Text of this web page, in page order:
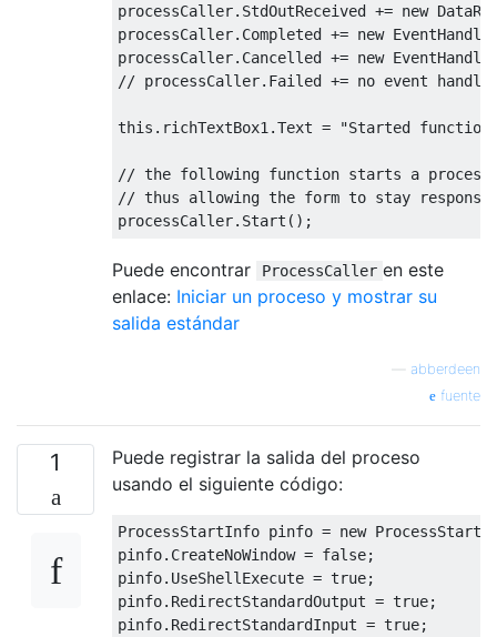
processCaller. StdOutReceived += new
processCaller. Completed += new
processCaller. Cancelled += new
// processCaller.Failed += no event
this . richTextBox1 .Text = "Started
// the following function starts a process
// thus allowing the form to stay
processCaller. Start ();
Puede encontrar ProcessCaller en este
enlace: Iniciar un proceso y mostrar su
salida estándar
abberdeen
fuente
1
Puede registrar la salida del proceso
usando el siguiente código:
ProcessStartInfo pinfo = new
pinfo. CreateNoWindow = false;
pinfo. UseShellExecute = true;
pinfo. RedirectStandardOutput = true;
pinfo. RedirectStandardInput = true;